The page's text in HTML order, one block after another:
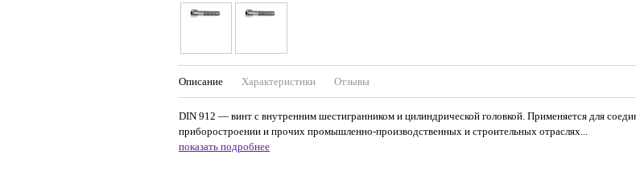
Описание Характеристики Отзывы
DIN 912 — винт с внутренним шестигранником и цилиндрической головкой. Применяется для
приборостроении и прочих промышленно-производственных и строительных отраслях...
показать подробнее